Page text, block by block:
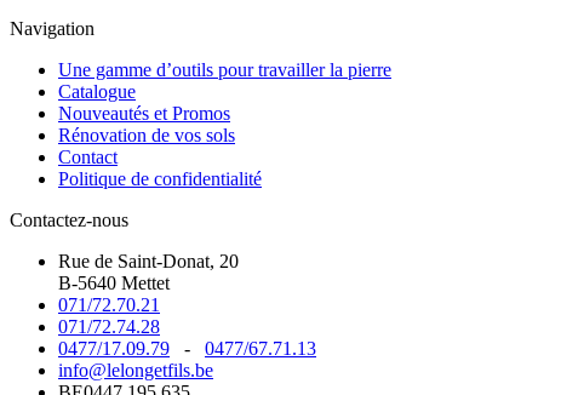
Navigation
Une gamme d’outils pour travailler la pierre
Catalogue
Nouveautés et Promos
Rénovation de vos sols
Contact
Politique de confidentialité
Contactez-nous
Rue de Saint-Donat, 20
B-5640 Mettet
071/72.70.21
071/72.74.28
0477/17.09.79 - 0477/67.71.13
info@lelongetfils.be